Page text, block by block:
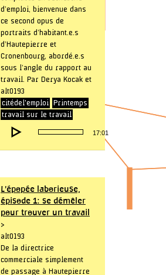
d’emploi, bienvenue dans
ce second opus de
portraits d’habitant.e.s
d’Hautepierre et
Cronenbourg, abordé.e.s
sous l’angle du rapport au
travail. Par Derya Kocak et
alt0193
citédel'emploi
Printemps
travail sur le travail
Lecteur
audio
17:01
L’épopée laborieuse,
épisode 1: se démêler
pour trouver un travail
>
alt0193
De la directrice
commerciale simplement
de passage à Hautepierre